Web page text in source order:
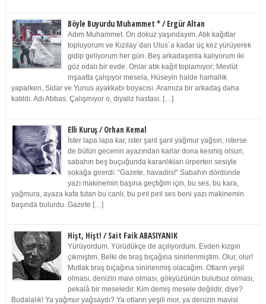
Böyle Buyurdu Muhammet * / Ergür Altan
Adım Muhammet. On dokuz yaşındayım. Atık kağıtlar
topluyorum ve Kızılay`dan Ulus`a kadar üç kez yürüyerek
gidip geliyorum her gün. Beş arkadaşımla kalıyorum iki
göz odalı bir evde. Onlar atık kağıt toplamıyor; Mevlüt
inşaatta çalışıyor mesela, Hüseyin halde hamallık
yaparken, Sidar ve Yunus ayakkabı boyacısı. Aramıza bir arkadaş daha
katıldı. Adı Abbas. Çalışmıyor o, diyaliz hastası. […]
Elli Kuruş / Orhan Kemal
İster lapa lapa kar, ister şarıl şarıl yağmur yağsın, isterse
de bütün gecenin ayazından karlar dona kesmiş olsun,
sabahın beş buçuğunda karanlıkları ürperten sesiyle
sokağa girerdi: “Gazete, havadiis!” Sabahın dördünde
yazı makinemin başına geçtiğim için, bu ses, bu kara,
yağmura, ayaza kafa tutan bu canlı, bu pırıl pırıl ses beni yazı makinemin
başında bulurdu. Gazete […]
Hişt, Hişt! / Sait Faik ABASIYANIK
Yürüyordum. Yürüdükçe de açılıyordum. Evden kızgın
çıkmıştım. Belki de tıraş bıçağına sinirlenmiştim. Olur, olur!
Mutlak tıraş bıçağına sinirlenmiş olacağım. Otların yeşil
olması, denizin mavi olması, gökyüzünün bulutsuz olması,
pekalâ bir meseledir. Kim demiş mesele değildir, diye?
Budalalık! Ya yağmur yağsaydı? Ya otların yeşili mor, ya denizin mavisi